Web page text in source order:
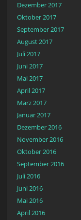
Dezember 2017
Oktober 2017
September 2017
August 2017
Juli 2017
Juni 2017
Mai 2017
April 2017
März 2017
Januar 2017
Dezember 2016
November 2016
Oktober 2016
September 2016
Juli 2016
Juni 2016
Mai 2016
April 2016